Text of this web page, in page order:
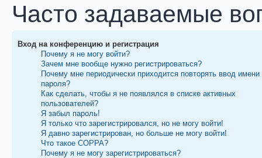
Часто задаваемые
Вход на конференцию и регистрация
Почему я не могу войти?
Зачем мне вообще нужно регистрироваться?
Почему мне периодически приходится повторять ввод имени
пароля?
Как сделать, чтобы я не появлялся в списке активных
пользователей?
Я забыл пароль!
Я только что зарегистрировался, но не могу войти!
Я давно зарегистрирован, но больше не могу войти!
Что такое COPPA?
Почему я не могу зарегистрироваться?